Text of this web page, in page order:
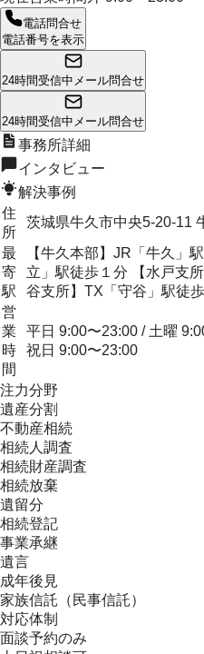
電話問合せ
電話番号を表示
24時間受信中 メール問合せ
24時間受信中 メール問合せ
事務所詳細
インタビュー
解決事例
住
所
茨城県牛久市中央5-20-11
最
寄
駅
【牛久本部】JR「牛久」
立」駅徒歩１分 【水戸支
谷支所】TX「守谷」駅徒
営
業
時
間
平日 9:00〜23:00 / 土曜
祝日 9:00〜23:00
注力分野
遺産分割
不動産相続
相続人調査
相続財産調査
相続放棄
遺留分
相続登記
事業承継
遺言
成年後見
家族信託（民事信託）
対応体制
面談予約のみ